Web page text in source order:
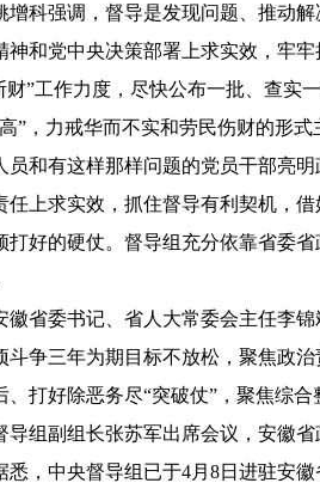
强调，督导是发现问题、推动解
神和党中央决策部署上求实效，牢
财”工作力度，尽快公布一批、查实
”，力戒华而不实和劳民伤财的形
员和有这样那样问题的党员干部亮
任上求实效，抓住督导有利契机，
打好的硬仗。督导组充分依靠省委
委书记、省人大常委会主任李锦
斗争三年为期目标不放松，聚焦政
、打好除恶务尽“突破仗”，聚焦综
副组长张苏军出席会议，安徽省
中央督导组已于4月8日进驻安徽